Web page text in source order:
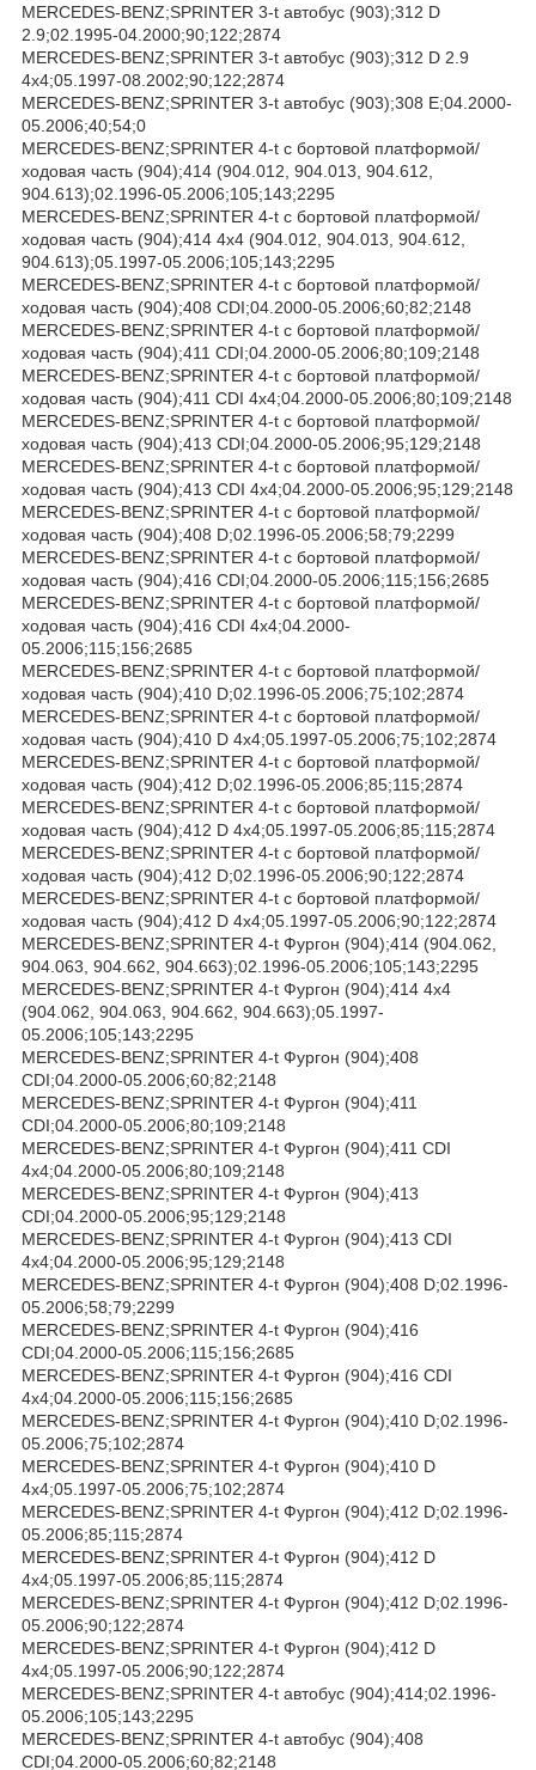
MERCEDES-BENZ;SPRINTER 3-t автобус (903);312 D
2.9;02.1995-04.2000;90;122;2874
MERCEDES-BENZ;SPRINTER 3-t автобус (903);312 D 2.9
4x4;05.1997-08.2002;90;122;2874
MERCEDES-BENZ;SPRINTER 3-t автобус (903);308 E;04.2000-
05.2006;40;54;0
MERCEDES-BENZ;SPRINTER 4-t c бортовой платформой/
ходовая часть (904);414 (904.012, 904.013, 904.612,
904.613);02.1996-05.2006;105;143;2295
MERCEDES-BENZ;SPRINTER 4-t c бортовой платформой/
ходовая часть (904);414 4x4 (904.012, 904.013, 904.612,
904.613);05.1997-05.2006;105;143;2295
MERCEDES-BENZ;SPRINTER 4-t c бортовой платформой/
ходовая часть (904);408 CDI;04.2000-05.2006;60;82;2148
MERCEDES-BENZ;SPRINTER 4-t c бортовой платформой/
ходовая часть (904);411 CDI;04.2000-05.2006;80;109;2148
MERCEDES-BENZ;SPRINTER 4-t c бортовой платформой/
ходовая часть (904);411 CDI 4x4;04.2000-05.2006;80;109;2148
MERCEDES-BENZ;SPRINTER 4-t c бортовой платформой/
ходовая часть (904);413 CDI;04.2000-05.2006;95;129;2148
MERCEDES-BENZ;SPRINTER 4-t c бортовой платформой/
ходовая часть (904);413 CDI 4x4;04.2000-05.2006;95;129;2148
MERCEDES-BENZ;SPRINTER 4-t c бортовой платформой/
ходовая часть (904);408 D;02.1996-05.2006;58;79;2299
MERCEDES-BENZ;SPRINTER 4-t c бортовой платформой/
ходовая часть (904);416 CDI;04.2000-05.2006;115;156;2685
MERCEDES-BENZ;SPRINTER 4-t c бортовой платформой/
ходовая часть (904);416 CDI 4x4;04.2000-
05.2006;115;156;2685
MERCEDES-BENZ;SPRINTER 4-t c бортовой платформой/
ходовая часть (904);410 D;02.1996-05.2006;75;102;2874
MERCEDES-BENZ;SPRINTER 4-t c бортовой платформой/
ходовая часть (904);410 D 4x4;05.1997-05.2006;75;102;2874
MERCEDES-BENZ;SPRINTER 4-t c бортовой платформой/
ходовая часть (904);412 D;02.1996-05.2006;85;115;2874
MERCEDES-BENZ;SPRINTER 4-t c бортовой платформой/
ходовая часть (904);412 D 4x4;05.1997-05.2006;85;115;2874
MERCEDES-BENZ;SPRINTER 4-t c бортовой платформой/
ходовая часть (904);412 D;02.1996-05.2006;90;122;2874
MERCEDES-BENZ;SPRINTER 4-t c бортовой платформой/
ходовая часть (904);412 D 4x4;05.1997-05.2006;90;122;2874
MERCEDES-BENZ;SPRINTER 4-t Фургон (904);414 (904.062,
904.063, 904.662, 904.663);02.1996-05.2006;105;143;2295
MERCEDES-BENZ;SPRINTER 4-t Фургон (904);414 4x4
(904.062, 904.063, 904.662, 904.663);05.1997-
05.2006;105;143;2295
MERCEDES-BENZ;SPRINTER 4-t Фургон (904);408
CDI;04.2000-05.2006;60;82;2148
MERCEDES-BENZ;SPRINTER 4-t Фургон (904);411
CDI;04.2000-05.2006;80;109;2148
MERCEDES-BENZ;SPRINTER 4-t Фургон (904);411 CDI
4x4;04.2000-05.2006;80;109;2148
MERCEDES-BENZ;SPRINTER 4-t Фургон (904);413
CDI;04.2000-05.2006;95;129;2148
MERCEDES-BENZ;SPRINTER 4-t Фургон (904);413 CDI
4x4;04.2000-05.2006;95;129;2148
MERCEDES-BENZ;SPRINTER 4-t Фургон (904);408 D;02.1996-
05.2006;58;79;2299
MERCEDES-BENZ;SPRINTER 4-t Фургон (904);416
CDI;04.2000-05.2006;115;156;2685
MERCEDES-BENZ;SPRINTER 4-t Фургон (904);416 CDI
4x4;04.2000-05.2006;115;156;2685
MERCEDES-BENZ;SPRINTER 4-t Фургон (904);410 D;02.1996-
05.2006;75;102;2874
MERCEDES-BENZ;SPRINTER 4-t Фургон (904);410 D
4x4;05.1997-05.2006;75;102;2874
MERCEDES-BENZ;SPRINTER 4-t Фургон (904);412 D;02.1996-
05.2006;85;115;2874
MERCEDES-BENZ;SPRINTER 4-t Фургон (904);412 D
4x4;05.1997-05.2006;85;115;2874
MERCEDES-BENZ;SPRINTER 4-t Фургон (904);412 D;02.1996-
05.2006;90;122;2874
MERCEDES-BENZ;SPRINTER 4-t Фургон (904);412 D
4x4;05.1997-05.2006;90;122;2874
MERCEDES-BENZ;SPRINTER 4-t автобус (904);414;02.1996-
05.2006;105;143;2295
MERCEDES-BENZ;SPRINTER 4-t автобус (904);408
CDI;04.2000-05.2006;60;82;2148